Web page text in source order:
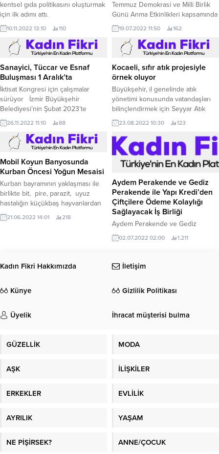
kentsel gıda politikasını oluşturmak
için ilk adımı attı.
10.11.2022 13:10 110
Temmuz Demokrasi ve Milli Birlik
Günü Anma Etkinlikleri kapsamında
düzenlediği programla, vatanı için
göğsünü siper eden kahraman
şehitlerimizi andı.
19.07.2022 11:50 162
Sanayici, Tüccar ve Esnaf
Buluşması 1 Aralık’ta
İktisat Kongresi için çalışmalar
sürüyor İzmir Büyükşehir
Belediyesi’nin Şubat 2023’te
İzmir’de düzenleyeceği İkinci
Yüzyılın İktisat Kongresi’nin hazırlık
çalışmaları kapsamında son paydaş
buluşması 1 Aralık’ta Sanayici,
Tüccar ve Esnaf Grubu ile
yapılacak.
26.11.2022 11:10 88
Kocaeli, sıfır atık projesiyle
örnek oluyor
Büyükşehir, il genelinde atık
yönetimi konusunda vatandaşları
bilinçlendirmek için Seyyar Atık
Getirme Merkezi Projesi’ni başlattı
Kocaeli Büyükşehir Belediyesi, ilçe
belediyelerle birlikte halkın
ulaşımına uygun yerlere “Mobil
(Seyyar) Atık Getirme Merkezi”
kuruyor.
23.08.2022 10:30 123
Mobil Koyun Banyosunda
Kurban Öncesi Yoğun Mesaisi
Kurban bayramının yaklaşması ile
birlikte bit, pire, parazit, uyuz
hastalığın küçükbaş hayvanlardan
atılması, et veriminin arttırılması
adına Mustafakemalpaşa Belediyesi
yılda hizmette.
21.06.2022 14:01 218
Aydem Perakende ve Gediz
Perakende ile Yapı Kredi’den
Çiftçilere Ödeme Kolaylığı
Sağlayacak İş Birliği
Aydem Perakende ve Gediz
Perakende ile Yapı Kredi arasında
çiftçilere yönelik önemli bir iş
02.07.2022 02:00 1.211
Kadın Fikri Hakkımızda İletişim
Künye Gizlilik Politikası
Üyelik İhracat müşterisi bulma
GÜZELLİK MODA
AŞK İLİŞKİLER
ERKEKLER EVLİLİK
AYRILIK YAŞAM
NE PİŞİRSEK? ANNE/ÇOCUK